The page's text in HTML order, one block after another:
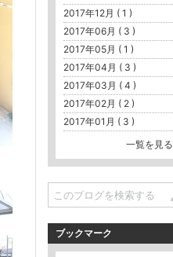
2017年12月 ( 1 )
2017年06月 ( 3 )
2017年05月 ( 1 )
2017年04月 ( 3 )
2017年03月 ( 4 )
2017年02月 ( 2 )
2017年01月 ( 3 )
一覧を見る
ブックマーク